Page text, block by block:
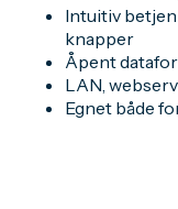
Intuitiv
knapper
Åpent
LAN,
Egnet både